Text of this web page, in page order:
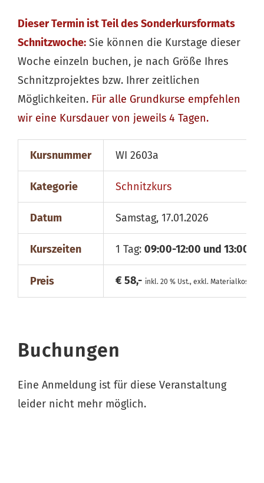
Dieser Termin ist Teil des Sonderkursformats
Schnitzwoche: Sie können die Kurstage dieser
Woche einzeln buchen, je nach Größe Ihres
Schnitzprojektes bzw. Ihrer zeitlichen
Möglichkeiten. Für alle Grundkurse empfehlen
wir eine Kursdauer von jeweils 4 Tagen.
Kursnummer WI 2603a
Kategorie Schnitzkurs
Datum Samstag, 17.01.2026
Kurszeiten 1 Tag: 09:00-12:00 und 13:00-
Preis € 58,- inkl. 20 % Ust., exkl. Materialkosten
Buchungen
Eine Anmeldung ist für diese Veranstaltung
leider nicht mehr möglich.